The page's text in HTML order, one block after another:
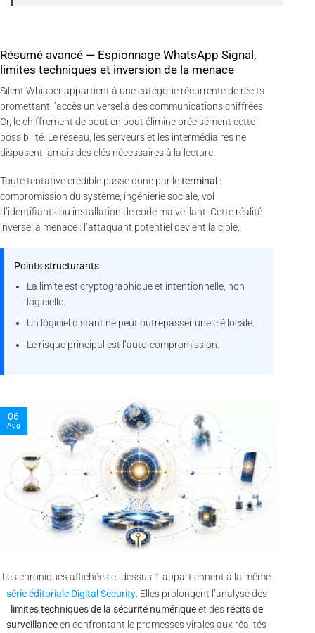
Résumé avancé — Espionnage WhatsApp Signal,
limites techniques et inversion de la menace
Silent Whisper appartient à une catégorie récurrente de récits
promettant l’accès universel à des communications chiffrées.
Or, le chiffrement de bout en bout élimine précisément cette
possibilité. Le réseau, les serveurs et les intermédiaires ne
disposent jamais des clés nécessaires à la lecture.
Toute tentative crédible passe donc par leterminal :
compromission du système, ingénierie sociale, vol
d’identifiants ou installation de code malveillant. Cette réalité
inverse la menace : l’attaquant potentiel devient la cible.
Points structurants
La limite est cryptographique et intentionnelle, non
logicielle.
Un logiciel distant ne peut outrepasser une clé locale.
Le risque principal est l’auto-compromission.
03
Oct
Les chroniques affichées ci-dessus ↑ appartiennent à la même
série éditoriale Digital Security. Elles prolongent l’analyse des
limites techniques de la sécurité numériqueet des récits de
surveillanceen confrontant le promesses virales aux réalités